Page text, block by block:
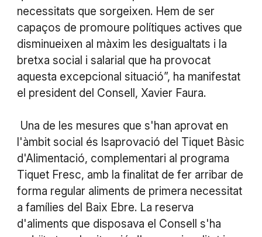
necessitats que sorgeixen. Hem de ser
capaços de promoure polítiques actives que
disminueixen al màxim les desigualtats i la
bretxa social i salarial que ha provocat
aquesta excepcional situació”, ha manifestat
el president del Consell, Xavier Faura.
Una de les mesures que s'han aprovat en
l'àmbit social és lsaprovació del Tiquet Bàsic
d'Alimentació, complementari al programa
Tiquet Fresc, amb la finalitat de fer arribar de
forma regular aliments de primera necessitat
a famílies del Baix Ebre. La reserva
d'aliments que disposava el Consell s'ha